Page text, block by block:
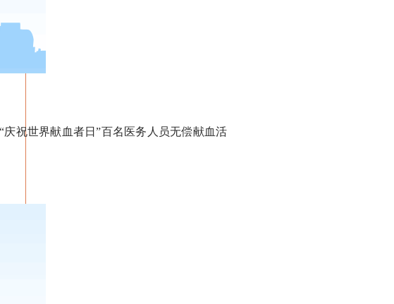
祝世界献血者日”百名医务人员无偿献血活